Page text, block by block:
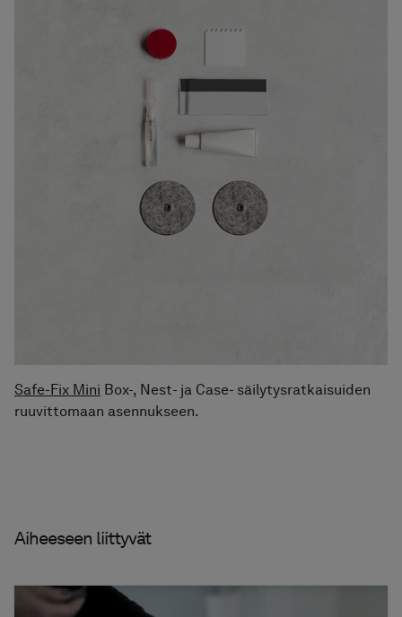
Safe-Fix Mini Box-, Nest- ja Case- säilytysratkaisuiden
ruuvittomaan asennukseen.
Aiheeseen liittyvät